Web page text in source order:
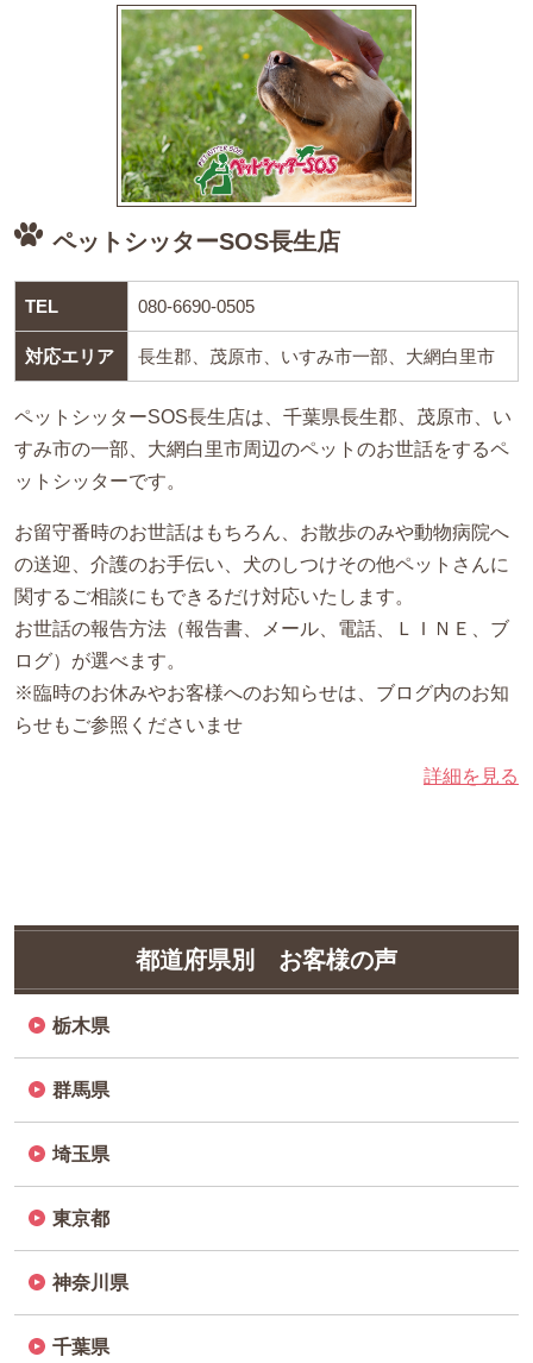
ペットシッターSOS長生店
TEL 080-6690-0505
対応エリア 長生郡、茂原市、いすみ市一部、大網白里市
ペットシッターSOS長生店は、千葉県長生郡、茂原市、い
すみ市の一部、大網白里市周辺のペットのお世話をするペ
ットシッターです。
お留守番時のお世話はもちろん、お散歩のみや動物病院へ
の送迎、介護のお手伝い、犬のしつけその他ペットさんに
関するご相談にもできるだけ対応いたします。
お世話の報告方法（報告書、メール、電話、ＬＩＮＥ、ブ
ログ）が選べます。
※臨時のお休みやお客様へのお知らせは、ブログ内のお知
らせもご参照くださいませ
詳細を見る
都道府県別 お客様の声
栃木県
群馬県
埼玉県
東京都
神奈川県
千葉県